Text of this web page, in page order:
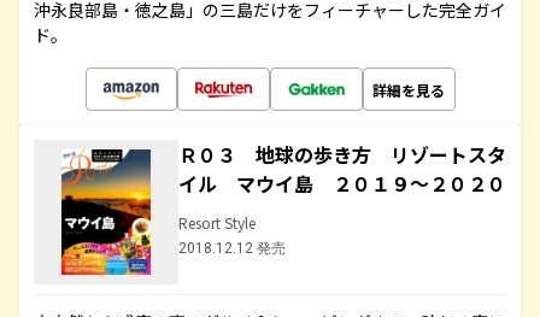
沖永良部島・徳之島」の三島だけをフィーチャーした完全ガイ
ド。
詳細を見る
Ｒ０３ 地球の歩き方 リゾートスタ
イル マウイ島 ２０１９～２０２０
Resort Style
2018.12.12 発売